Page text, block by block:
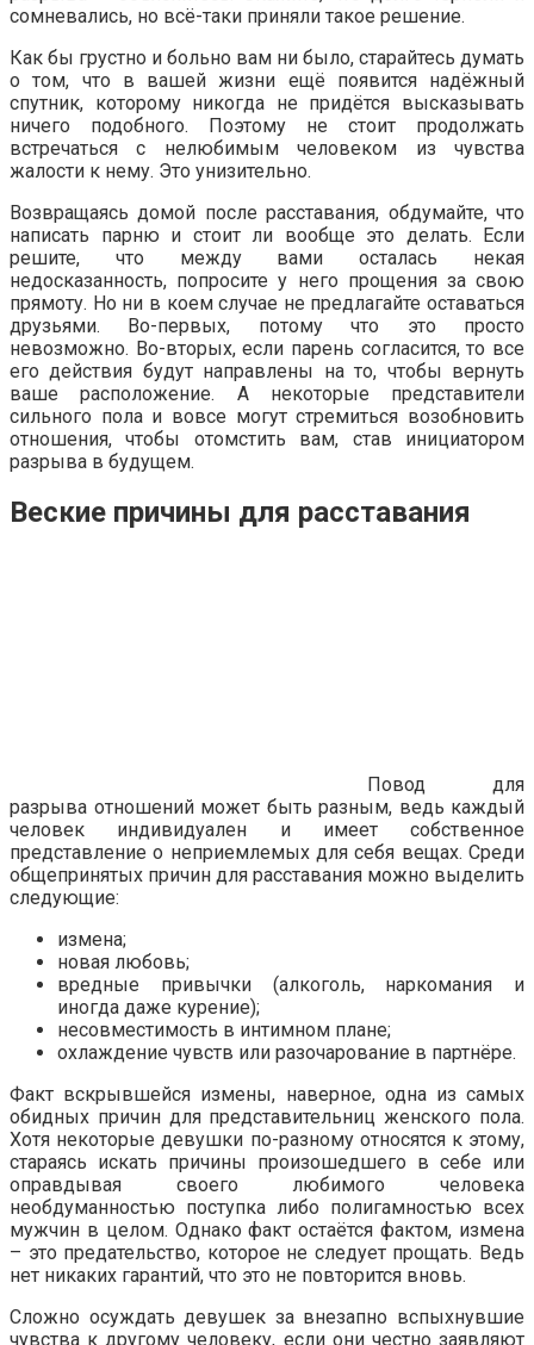
сомневались, но всё-таки приняли такое решение.
Как бы грустно и больно вам ни было, старайтесь думать
о том, что в вашей жизни ещё появится надёжный
спутник, которому никогда не придётся высказывать
ничего подобного. Поэтому не стоит продолжать
встречаться с нелюбимым человеком из чувства
жалости к нему. Это унизительно.
Возвращаясь домой после расставания, обдумайте, что
написать парню и стоит ли вообще это делать. Если
решите, что между вами осталась некая
недосказанность, попросите у него прощения за свою
прямоту. Но ни в коем случае не предлагайте оставаться
друзьями. Во-первых, потому что это просто
невозможно. Во-вторых, если парень согласится, то все
его действия будут направлены на то, чтобы вернуть
ваше расположение. А некоторые представители
сильного пола и вовсе могут стремиться возобновить
отношения, чтобы отомстить вам, став инициатором
разрыва в будущем.
Веские причины для расставания
Повод для
разрыва отношений может быть разным, ведь каждый
человек индивидуален и имеет собственное
представление о неприемлемых для себя вещах. Среди
общепринятых причин для расставания можно выделить
следующие:
измена;
новая любовь;
вредные привычки (алкоголь, наркомания и
иногда даже курение);
несовместимость в интимном плане;
охлаждение чувств или разочарование в партнёре.
Факт вскрывшейся измены, наверное, одна из самых
обидных причин для представительниц женского пола.
Хотя некоторые девушки по-разному относятся к этому,
стараясь искать причины произошедшего в себе или
оправдывая своего любимого человека
необдуманностью поступка либо полигамностью всех
мужчин в целом. Однако факт остаётся фактом, измена
– это предательство, которое не следует прощать. Ведь
нет никаких гарантий, что это не повторится вновь.
Сложно осуждать девушек за внезапно вспыхнувшие
чувства к другому человеку, если они честно заявляют